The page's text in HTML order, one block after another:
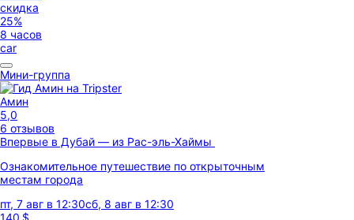
скидка
25%
8 часов
car
Мини-группа
Амин
5,0
6 отзывов
Впервые в Дубай — из Рас-эль-Хаймы
Ознакомительное путешествие по открыточным
местам города
пт, 7 авг в 12:30сб, 8 авг в 12:30
140 $